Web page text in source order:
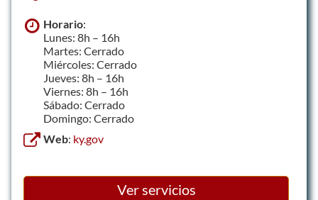
Horario:
Lunes: 8h – 16h
Martes: Cerrado
Miércoles: Cerrado
Jueves: 8h – 16h
Viernes: 8h – 16h
Sábado: Cerrado
Domingo: Cerrado
Web: ky.gov
Ver servicios